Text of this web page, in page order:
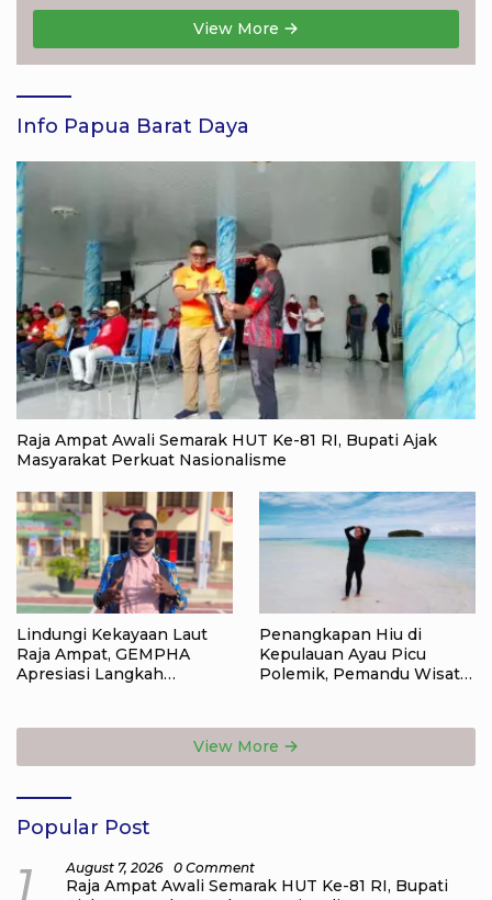
View More
Info Papua Barat Daya
Raja Ampat Awali Semarak HUT Ke-81 RI, Bupati Ajak
Masyarakat Perkuat Nasionalisme
Lindungi Kekayaan Laut
Raja Ampat, GEMPHA
Apresiasi Langkah
Penangkapan Hiu di
Kepulauan Ayau Picu
Polemik, Pemandu Wisata:
View More
Popular Post
1 August 7, 2026 0 Comment
Raja Ampat Awali Semarak HUT Ke-81 RI, Bupati